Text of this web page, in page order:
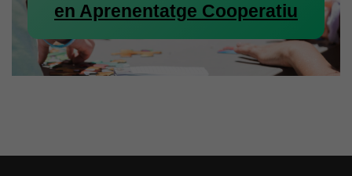
en Aprenentatge Cooperatiu
tècniques